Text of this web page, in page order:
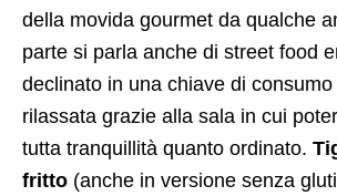
della movida gourmet da qualche
parte si parla anche di street food
declinato in una chiave di consumo
rilassata grazie alla sala in cui
tutta tranquillità quanto ordinato.
fritto (anche in versione senza